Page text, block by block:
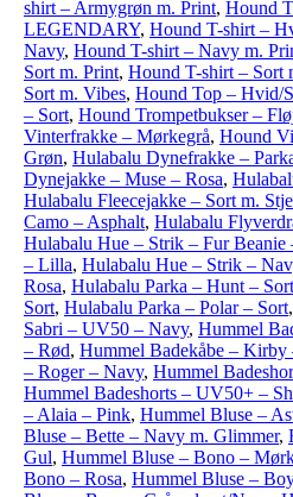
shirt – Armygrøn m. Print, Hound
LEGENDARY, Hound T-shirt –
Navy, Hound T-shirt – Navy m.
Sort m. Print, Hound T-shirt – Sort
Sort m. Vibes, Hound Top – Hvid/
– Sort, Hound Trompetbukser –
Vinterfrakke – Mørkegrå, Hound
Grøn, Hulabalu Dynefrakke –
Dynejakke – Muse – Rosa,
Hulabalu Fleecejakke – Sort m.
Camo – Asphalt, Hulabalu
Hulabalu Hue – Strik – Fur Beanie
– Lilla, Hulabalu Hue – Strik –
Rosa, Hulabalu Parka – Hunt – Sort
Sort, Hulabalu Parka – Polar – Sort,
Sabri – UV50 – Navy, Hummel
– Rød, Hummel Badekåbe – Kirby
– Roger – Navy, Hummel
Hummel Badeshorts – UV50+ –
– Alaia – Pink, Hummel Bluse –
Bluse – Bette – Navy m. Glimmer,
Gul, Hummel Bluse – Bono –
Bono – Rosa, Hummel Bluse –